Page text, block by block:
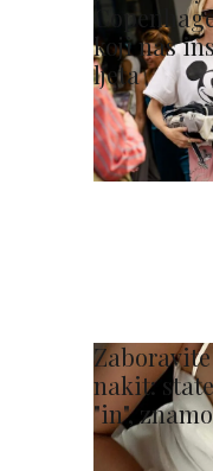
koji nas
ljeta
nakit:
"in",